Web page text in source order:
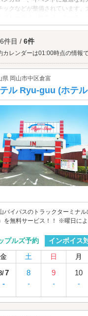
ックなどが整備されています
ブルーライン邑久インターチ
しい森へは、東岡山・平島・備
件目 / 6件
レンダーは01:00時点の情報
県 岡山市中区倉富
ル Ryu-guu (ホテ
バイパスのトラックターミナ
を無料サービス！！ ※曜日に
プルズ予約
インボイス
金
土 日 月
7
-
8
-
9
-
10
-